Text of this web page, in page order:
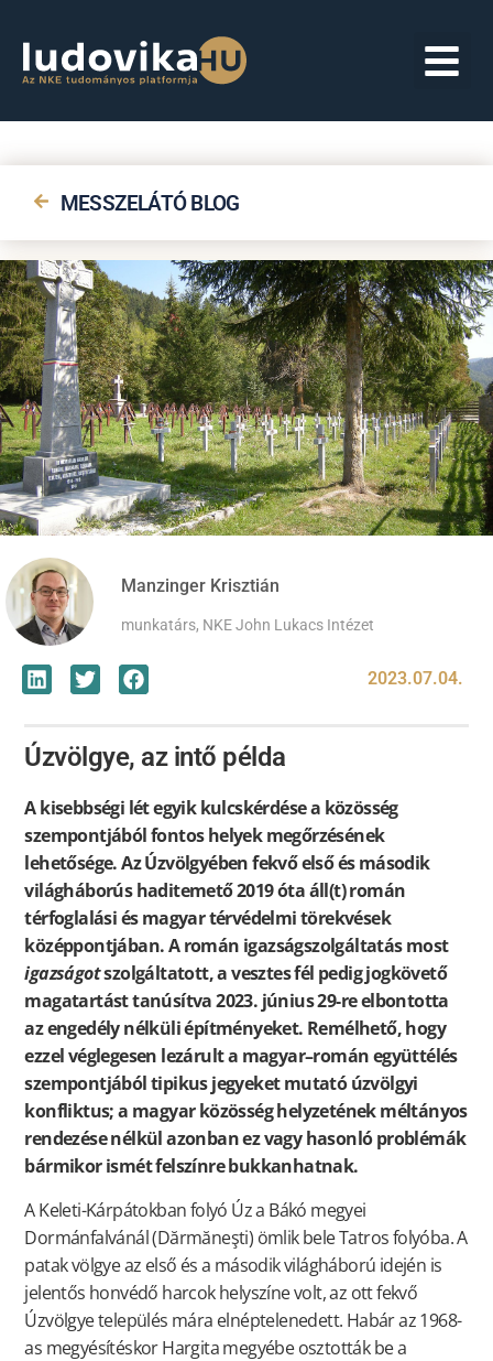
MESSZELÁTÓ BLOG
Manzinger Krisztián
munkatárs, NKE John Lukacs Intézet
2023.07.04.
Úzvölgye, az intő példa
A kisebbségi lét egyik kulcskérdése a közösség
szempontjából fontos helyek megőrzésének
lehetősége. Az Úzvölgyében fekvő első és második
világháborús haditemető 2019 óta áll(t) román
térfoglalási és magyar térvédelmi törekvések
középpontjában. A román igazságszolgáltatás most
igazságotszolgáltatott, a vesztes fél pedig jogkövető
magatartást tanúsítva 2023. június 29-re elbontotta
az engedély nélküli építményeket. Remélhető, hogy
ezzel véglegesen lezárult a magyar–román együttélés
szempontjából tipikus jegyeket mutató úzvölgyi
konfliktus; a magyar közösség helyzetének méltányos
rendezése nélkül azonban ez vagy hasonló problémák
bármikor ismét felszínre bukkanhatnak.
A Keleti-Kárpátokban folyó Úz a Bákó megyei
Dormánfalvánál (Dărmăneşti) ömlik bele Tatros folyóba. A
patak völgye az első és a második világháború idején is
jelentős honvédő harcok helyszíne volt, az ott fekvő
Úzvölgye település mára elnéptelenedett. Habár az 1968-
as megyésítéskor Hargita megyébe osztották be a